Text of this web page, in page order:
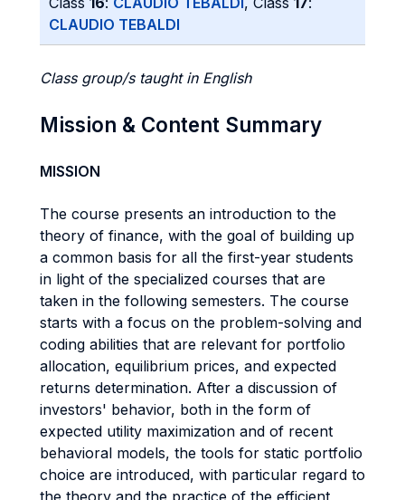
CLAUDIO TEBALDI
Class group/s taught in English
Mission & Content Summary
MISSION
The course presents an introduction to the
theory of finance, with the goal of building up
a common basis for all the first-year students
in light of the specialized courses that are
taken in the following semesters. The course
starts with a focus on the problem-solving and
coding abilities that are relevant for portfolio
allocation, equilibrium prices, and expected
returns determination. After a discussion of
investors' behavior, both in the form of
expected utility maximization and of recent
behavioral models, the tools for static portfolio
choice are introduced, with particular regard to
the theory and the practice of the efficient